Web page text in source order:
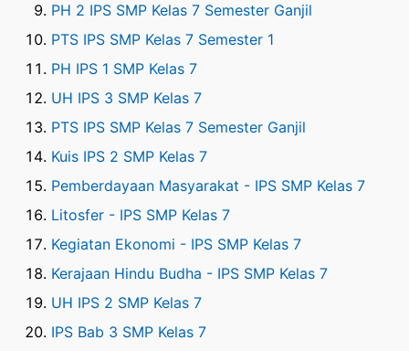
PH 2 IPS SMP Kelas 7 Semester Ganjil
PTS IPS SMP Kelas 7 Semester 1
PH IPS 1 SMP Kelas 7
UH IPS 3 SMP Kelas 7
PTS IPS SMP Kelas 7 Semester Ganjil
Kuis IPS 2 SMP Kelas 7
Pemberdayaan Masyarakat - IPS SMP Kelas 7
Litosfer - IPS SMP Kelas 7
Kegiatan Ekonomi - IPS SMP Kelas 7
Kerajaan Hindu Budha - IPS SMP Kelas 7
UH IPS 2 SMP Kelas 7
IPS Bab 3 SMP Kelas 7